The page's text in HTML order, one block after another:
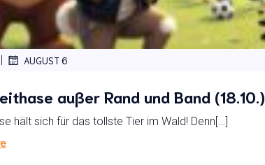
| AUGUST 6
außer Rand und Band (18.10.)
hält sich für das tollste Tier im Wald! Denn[…]